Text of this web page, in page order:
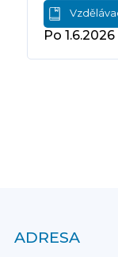
Po 1.6.2026
ADRESA